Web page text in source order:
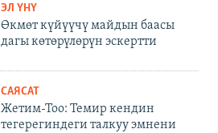
ЭЛ ҮНҮ
Өкмөт күйүүчү майдын баасы
дагы көтөрүлөрүн эскертти
САЯСАТ
Жетим-Тоо: Темир кендин
тегерегиндеги талкуу эмнени